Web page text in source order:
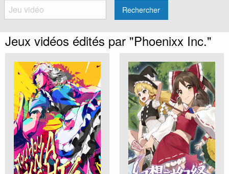
Rechercher
Jeux vidéos édités par "Phoenixx Inc."